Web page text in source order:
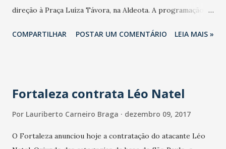
direção à Praça Luíza Távora, na Aldeota. A programação
protegida para toda a família, percorrendo importantes
SESI, que passará por parte do percurso da Rota Leste, que
serão disponibilizados quatro pontos de apoio nas praças
COMPARTILHAR POSTAR UM COMENTÁRIO LEIA MAIS »
Fortaleza contrata Léo Natel
Por Lauriberto Carneiro Braga dezembro 09, 2017
O Fortaleza anunciou hoje a contratação do atacante Léo